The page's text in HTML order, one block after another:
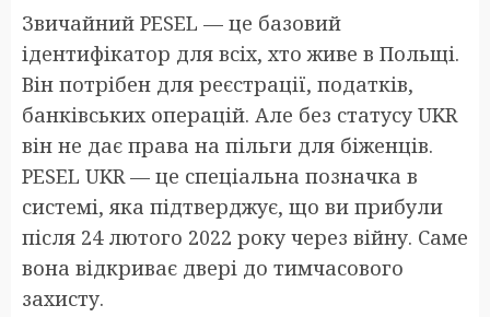
Звичайний PESEL — це базовий
ідентифікатор для всіх, хто живе в Польщі.
Він потрібен для реєстрації, податків,
банківських операцій. Але без статусу UKR
він не дає права на пільги для біженців.
PESEL UKR — це спеціальна позначка в
системі, яка підтверджує, що ви прибули
після 24 лютого 2022 року через війну. Саме
вона відкриває двері до тимчасового
захисту.